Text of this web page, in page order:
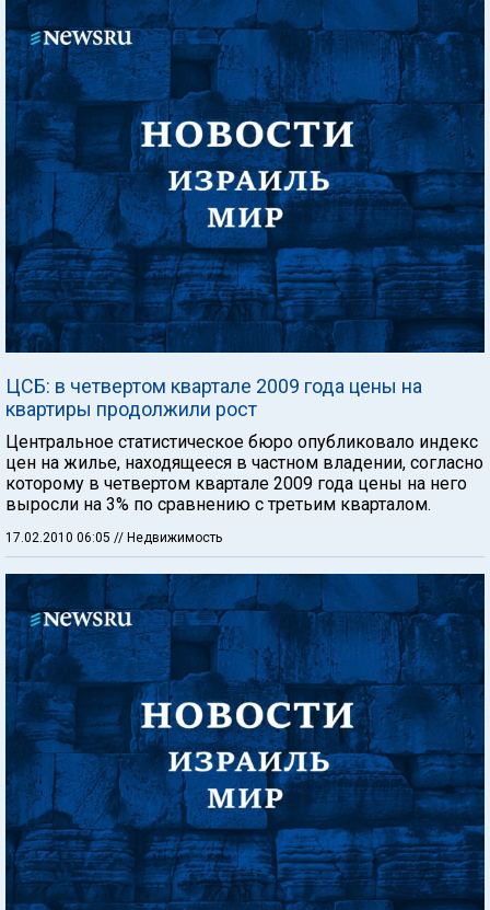
ЦСБ: в четвертом квартале 2009 года цены на
квартиры продолжили рост
Центральное статистическое бюро опубликовало индекс
цен на жилье, находящееся в частном владении, согласно
которому в четвертом квартале 2009 года цены на него
выросли на 3% по сравнению с третьим кварталом.
17.02.2010 06:05 // Недвижимость